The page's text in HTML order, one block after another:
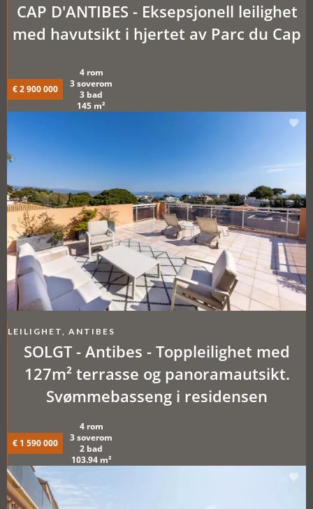
CAP D'ANTIBES - Eksepsjonell leilighet
med havutsikt i hjertet av Parc du Cap
€ 2 900 000
4 rom
3 soverom
3 bad
145 m²
LEILIGHET, ANTIBES
SOLGT - Antibes - Toppleilighet med
127m² terrasse og panoramautsikt.
Svømmebasseng i residensen
€ 1 590 000
4 rom
3 soverom
2 bad
103.94 m²